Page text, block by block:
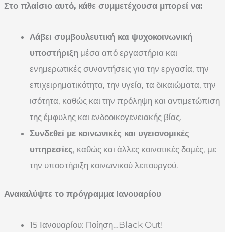
Στο πλαίσιο αυτό, κάθε συμμετέχουσα μπορεί να:
Λάβει συμβουλευτική και ψυχοκοινωνική
υποστήριξη μέσα από εργαστήρια και
ενημερωτικές συναντήσεις για την εργασία, την
επιχειρηματικότητα, την υγεία, τα δικαιώματα, την
ισότητα, καθώς και την πρόληψη και αντιμετώπιση
της έμφυλης και ενδοοικογενειακής βίας.
Συνδεθεί με κοινωνικές και υγειονομικές
υπηρεσίες, καθώς και άλλες κοινοτικές δομές, με
την υποστήριξη κοινωνικού λειτουργού.
Ανακαλύψτε το πρόγραμμα Ιανουαρίου
15 Ιανουαρίου: Ποίηση…Black Out!